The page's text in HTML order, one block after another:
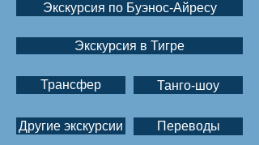
Экскурсия по Буэнос-Айресу
Экскурсия в Тигре
Трансфер Танго-шоу
Другие экскурсии Переводы